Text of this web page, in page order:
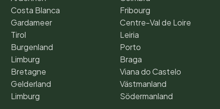
Costa Blanca
Gardameer
Tirol
Burgenland
Limburg
Bretagne
Gelderland
Limburg
Fribourg
Centre-Val de Loire
Leiria
Porto
Braga
Viana do Castelo
Västmanland
Södermanland